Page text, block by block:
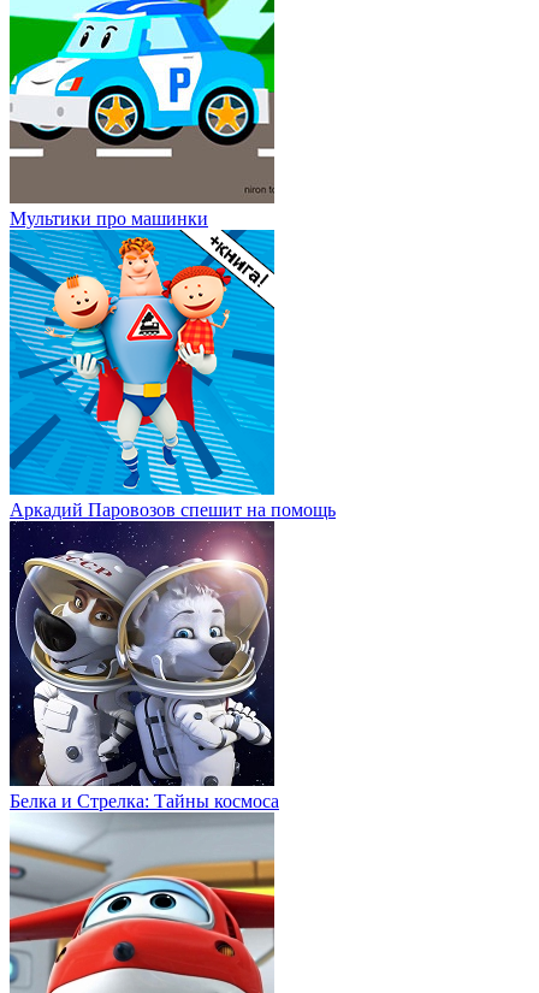
Мультики про машинки
Аркадий Паровозов спешит на помощь
Белка и Стрелка: Тайны космоса